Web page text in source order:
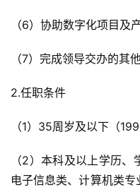
（6）协助数字化项目及
（7）完成领导交办的其
2.任职条件
（1）35周岁及以下（
（2）本科及以上学历、
电子信息类、计算机类